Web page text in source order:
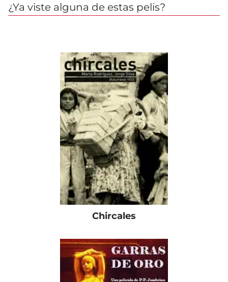
¿Ya viste alguna de estas pelis?
Chircales